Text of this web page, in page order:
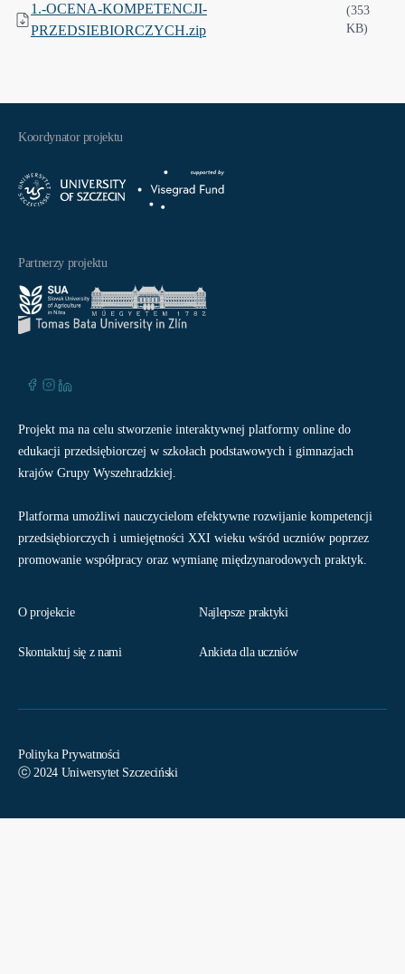
1.-OCENA-KOMPETENCJI-
PRZEDSIEBIORCZYCH.zip
(353
KB)
Koordynator projektu
Partnerzy projektu
Projekt ma na celu stworzenie interaktywnej platformy online do
edukacji przedsiębiorczej w szkołach podstawowych i gimnazjach
krajów Grupy Wyszehradzkiej.
Platforma umożliwi nauczycielom efektywne rozwijanie kompetencji
przedsiębiorczych i umiejętności XXI wieku wśród uczniów poprzez
promowanie współpracy oraz wymianę międzynarodowych praktyk.
O projekcie
Skontaktuj się z nami
Najlepsze praktyki
Ankieta dla uczniów
Polityka Prywatności
ⓒ 2024 Uniwersytet Szczeciński